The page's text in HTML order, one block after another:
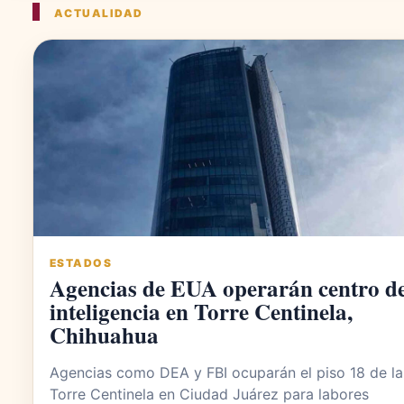
ACTUALIDAD
ESTADOS
Agencias de EUA operarán centro
inteligencia en Torre Centinela,
Chihuahua
Agencias como DEA y FBI ocuparán el piso 18 de la
Torre Centinela en Ciudad Juárez para labores